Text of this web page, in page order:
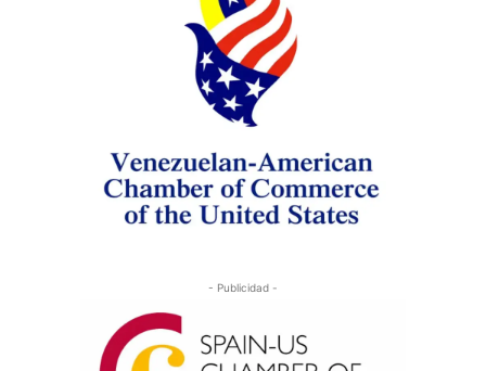
- Publicidad -